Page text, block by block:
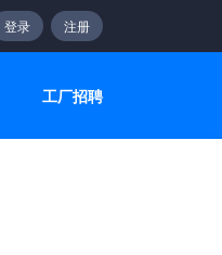
登录 注册
工厂招聘